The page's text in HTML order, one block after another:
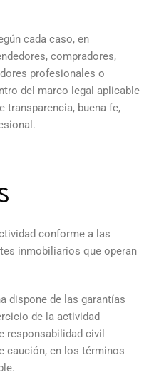
cada caso, en
compradores,
profesionales o
del marco legal aplicable
transparencia, buena fe,
conforme a las
inmobiliarios que operan
dispone de las garantías
de la actividad
responsabilidad civil
caución, en los términos